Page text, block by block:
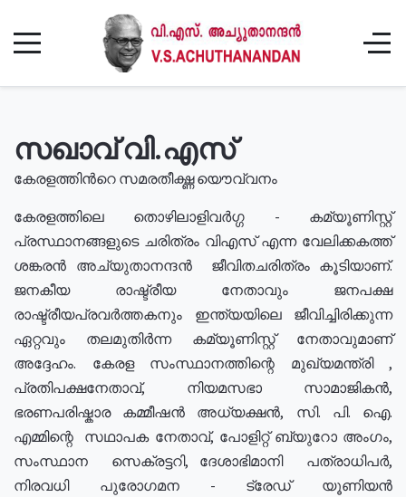
സഖാവ് വി.എസ്
കേരളത്തിൻറെ സമരതീക്ഷ്ണ യൌവ്വനം
കേരളത്തിലെ തൊഴിലാളിവർഗ്ഗ - കമ്യൂണിസ്റ്റ്
പ്രസ്ഥാനങ്ങളുടെ ചരിത്രം വിഎസ് എന്ന വേലിക്കകത്ത്
ശങ്കരൻ അച്യുതാനന്ദൻ ജീവിതചരിത്രം കൂടിയാണ്.
ജനകീയ രാഷ്ട്രീയ നേതാവും ജനപക്ഷ
രാഷ്ട്രീയപ്രവർത്തകനും ഇന്ത്യയിലെ ജീവിച്ചിരിക്കുന്ന
ഏറ്റവും തലമുതിർന്ന കമ്യൂണിസ്റ്റ് നേതാവുമാണ്
അദ്ദേഹം. കേരള സംസ്ഥാനത്തിന്റെ മുഖ്യമന്ത്രി ,
പ്രതിപക്ഷനേതാവ്, നിയമസഭാ സാമാജികൻ,
ഭരണപരിഷ്കാര കമ്മീഷൻ അധ്യക്ഷൻ, സി. പി. ഐ.
എമ്മിന്റെ സഥാപക നേതാവ്, പോളിറ്റ് ബ്യുറോ അംഗം,
സംസ്ഥാന സെക്രട്ടറി, ദേശാഭിമാനി പത്രാധിപർ,
നിരവധി പുരോഗമന - ട്രേഡ് യൂണിയൻ